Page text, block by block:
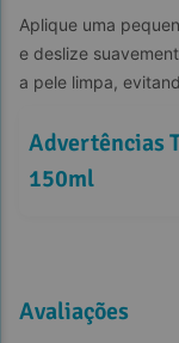
Aplique uma
e deslize
a pele limpa,
Advertências
150ml
Avaliações